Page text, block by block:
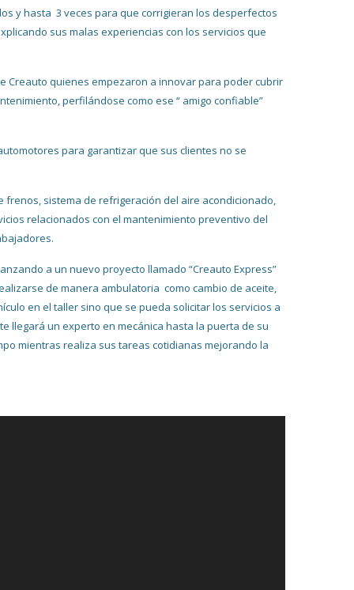
y hasta 3 veces para que corrigieran los desperfectos
sus malas experiencias con los servicios que
quienes empezaron a innovar para poder cubrir
perfilándose como ese “ amigo confiable”
para garantizar que sus clientes no se
sistema de refrigeración del aire acondicionado,
relacionados con el mantenimiento preventivo del
a un nuevo proyecto llamado “Creauto Express”
de manera ambulatoria como cambio de aceite,
en el taller sino que se pueda solicitar los servicios a
llegará un experto en mecánica hasta la puerta de su
mientras realiza sus tareas cotidianas mejorando la